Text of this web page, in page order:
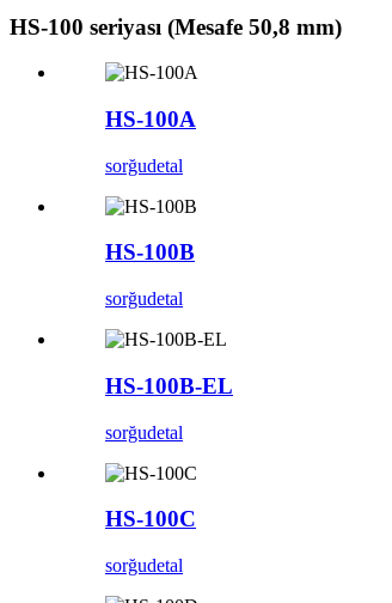
HS-100 seriyası (Mesafe 50,8 mm)
HS-100A
sorğudetal
HS-100B
sorğudetal
HS-100B-EL
sorğudetal
HS-100C
sorğudetal